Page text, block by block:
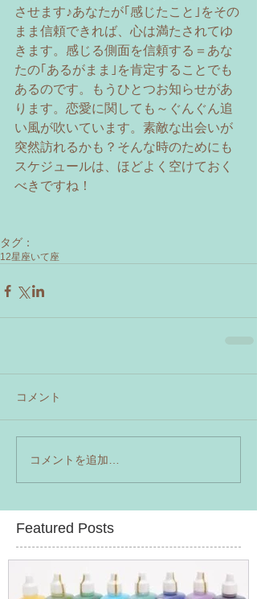
させます♪あなたが｢感じたこと｣をその
まま信頼できれば、心は満たされてゆ
きます。感じる側面を信頼する＝あな
たの｢あるがまま｣を肯定することでも
あるのです。もうひとつお知らせがあ
ります。恋愛に関しても～ぐんぐん追
い風が吹いています。素敵な出会いが
突然訪れるかも？そんな時のためにも
スケジュールは、ほどよく空けておく
べきですね！
タグ：
12星座いて座
コメント
コメントを追加…
Featured Posts